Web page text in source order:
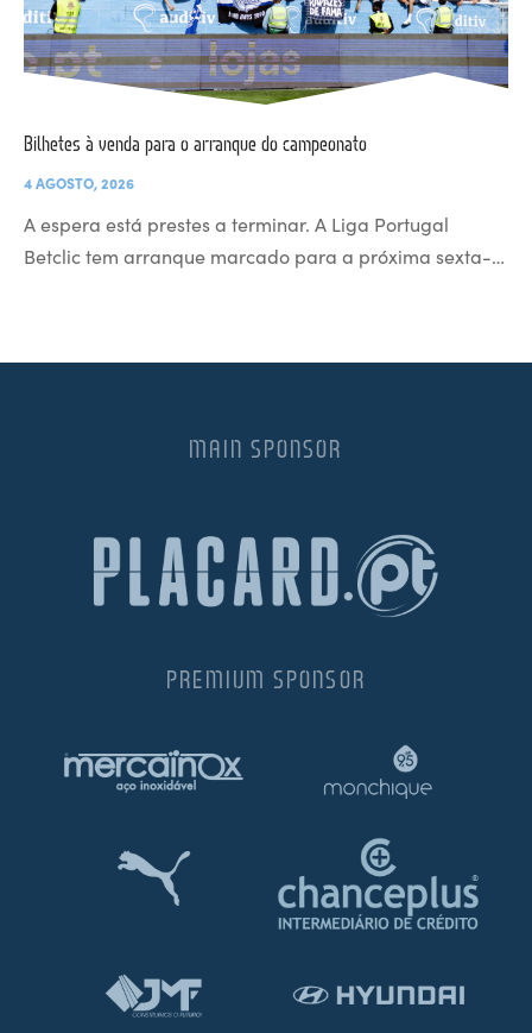
Bilhetes à venda para o arranque do campeonato
4 AGOSTO, 2026
A espera está prestes a terminar. A Liga Portugal
Betclic tem arranque marcado para a próxima sexta-…
MAIN SPONSOR
PREMIUM SPONSOR